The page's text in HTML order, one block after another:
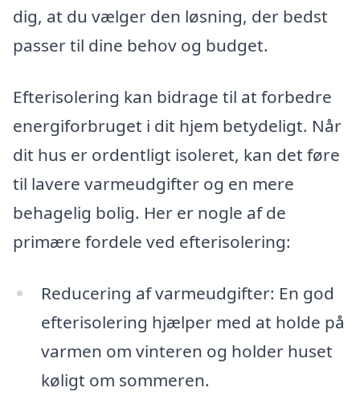
dig, at du vælger den løsning, der bedst
passer til dine behov og budget.
Efterisolering kan bidrage til at forbedre
energiforbruget i dit hjem betydeligt. Når
dit hus er ordentligt isoleret, kan det føre
til lavere varmeudgifter og en mere
behagelig bolig. Her er nogle af de
primære fordele ved efterisolering:
Reducering af varmeudgifter: En god
efterisolering hjælper med at holde på
varmen om vinteren og holder huset
køligt om sommeren.